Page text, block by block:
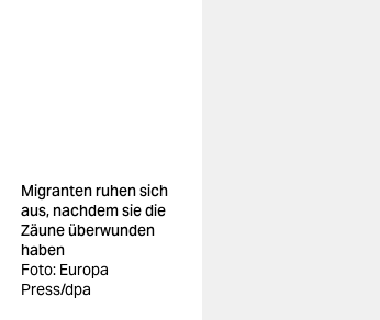
Migranten ruhen sich
aus, nachdem sie die
Zäune überwunden
haben
Foto: Europa
Press/dpa